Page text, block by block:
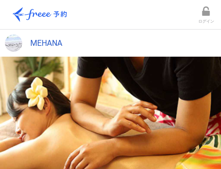
ログイン
MEHANA